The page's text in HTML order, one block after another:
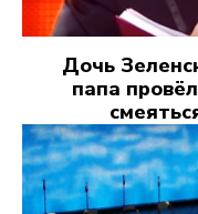
Дочь
папа